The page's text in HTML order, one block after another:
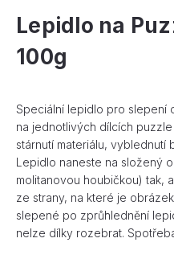
Lepidlo na
100g
Speciální lepidlo pro slepení
na jednotlivých dílcích
stárnutí materiálu, vyblednutí
Lepidlo naneste na složený
molitanovou houbičkou) tak,
ze strany, na které je
slepené po zprůhlednění
nelze dílky rozebrat.